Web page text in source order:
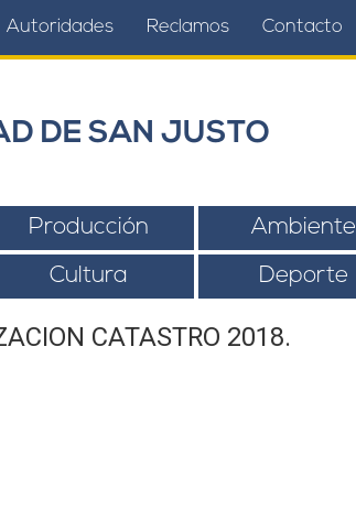
Autoridades Reclamos Contacto
DE SAN JUSTO
Producción Ambiente
Cultura Deporte
CATASTRO 2018.